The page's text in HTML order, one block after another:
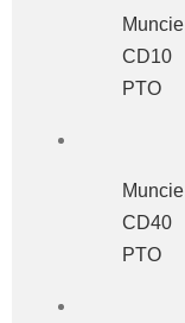
Muncie
CD10
PTO
Muncie
CD40
PTO